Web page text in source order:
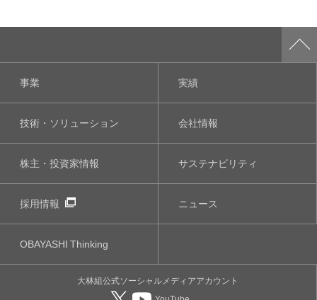
事業 実績
技術・ソリューション 会社情報
株主・投資家情報 サステナビリティ
採用情報 ニュース
OBAYASHIThinking
大林組公式ソーシャルメディアアカウント